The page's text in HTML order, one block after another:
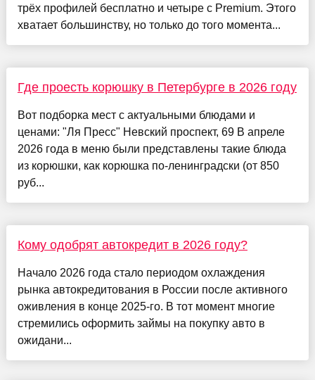
трёх профилей бесплатно и четыре с Premium. Этого
хватает большинству, но только до того момента...
Где проесть корюшку в Петербурге в 2026 году
Вот подборка мест с актуальными блюдами и
ценами: "Ля Пресс" Невский проспект, 69 В апреле
2026 года в меню были представлены такие блюда
из корюшки, как корюшка по-ленинградски (от 850
руб...
Кому одобрят автокредит в 2026 году?
Начало 2026 года стало периодом охлаждения
рынка автокредитования в России после активного
оживления в конце 2025-го. В тот момент многие
стремились оформить займы на покупку авто в
ожидани...